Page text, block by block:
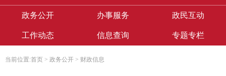
政务公开 办事服务 政民互动
工作动态 信息查询 专题专栏
当前位置:首页 > 政务公开 > 财政信息